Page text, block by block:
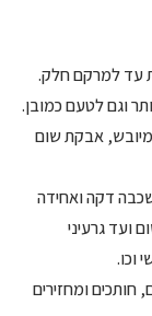
עד למרקם חלק.
וגם לטעם כמובן.
אבקת שום
דקה ואחידה
ועד גרעיני
וכו.
ואז מוציאים, חותכים ומחזירים